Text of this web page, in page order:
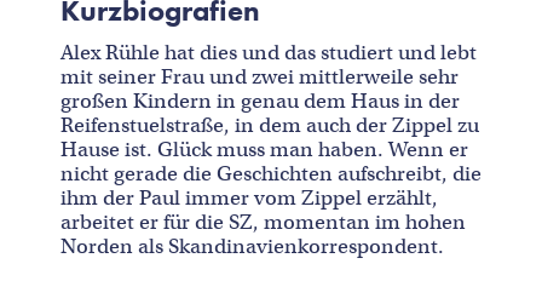
Kurzbiografien
Alex Rühle hat dies und das studiert und lebt
mit seiner Frau und zwei mittlerweile sehr
großen Kindern in genau dem Haus in der
Reifenstuelstraße, in dem auch der Zippel zu
Hause ist. Glück muss man haben. Wenn er
nicht gerade die Geschichten aufschreibt, die
ihm der Paul immer vom Zippel erzählt,
arbeitet er für die SZ, momentan im hohen
Norden als Skandinavienkorrespondent.